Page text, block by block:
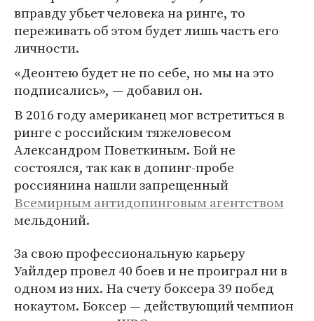
вправду убьет человека на ринге, то
переживать об этом будет лишь часть его
личности.
«Деонтею будет не по себе, но мы на это
подписались», — добавил он.
В 2016 году американец мог встретиться в
ринге с российским тяжеловесом
Александром Поветкиным. Бой не
состоялся, так как в допинг-пробе
россиянина нашли запрещенный
Всемирным антидопинговым агентством
мельдоний.
За свою профессиональную карьеру
Уайлдер провел 40 боев и не проиграл ни в
одном из них. На счету боксера 39 побед
нокаутом. Боксер — действующий чемпион